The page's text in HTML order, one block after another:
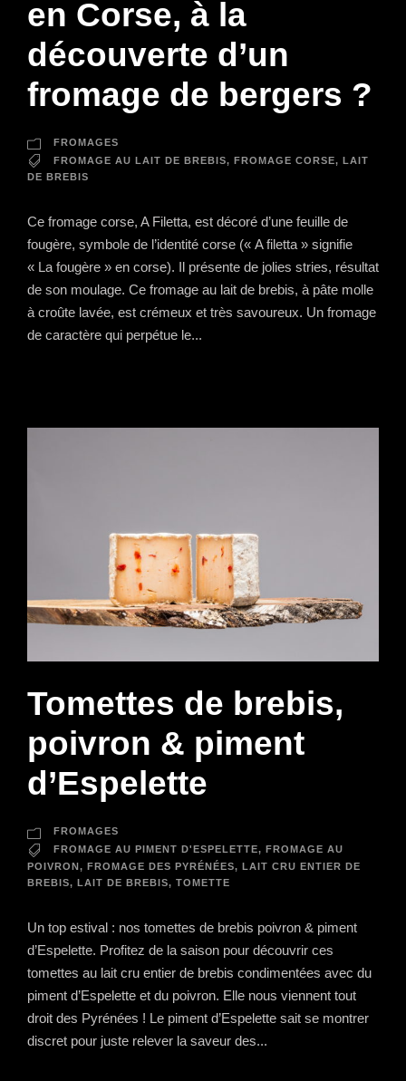
en Corse, à la
découverte d’un
fromage de bergers ?
FROMAGES
FROMAGE AU LAIT DE BREBIS, FROMAGE CORSE, LAIT
DE BREBIS
Ce fromage corse, A Filetta, est décoré d’une feuille de
fougère, symbole de l’identité corse (« A filetta » signifie
« La fougère » en corse). Il présente de jolies stries, résultat
de son moulage. Ce fromage au lait de brebis, à pâte molle
à croûte lavée, est crémeux et très savoureux. Un fromage
de caractère qui perpétue le...
Tomettes de brebis,
poivron & piment
d’Espelette
FROMAGES
FROMAGE AU PIMENT D'ESPELETTE, FROMAGE AU
POIVRON, FROMAGE DES PYRÉNÉES, LAIT CRU ENTIER DE
BREBIS, LAIT DE BREBIS, TOMETTE
Un top estival : nos tomettes de brebis poivron & piment
d’Espelette. Profitez de la saison pour découvrir ces
tomettes au lait cru entier de brebis condimentées avec du
piment d’Espelette et du poivron. Elle nous viennent tout
droit des Pyrénées ! Le piment d’Espelette sait se montrer
discret pour juste relever la saveur des...